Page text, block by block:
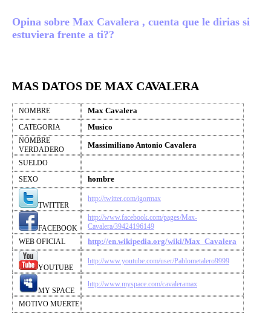
Opina sobre Max Cavalera , cuenta que le dirias si
estuviera frente a ti??
MAS DATOS DE MAX CAVALERA
NOMBRE Max Cavalera
CATEGORIA Musico
NOMBRE
VERDADERO
Massimiliano Antonio Cavalera
SUELDO
SEXO
hombre
TWITTER
http://twitter.com/igormax
FACEBOOK
http://www.facebook.com/pages/Max-
Cavalera/39424196149
WEB OFICIAL
http://en.wikipedia.org/wiki/Max_Cavalera
YOUTUBE
http://www.youtube.com/user/Pablometalero9999
MY SPACE
http://www.myspace.com/cavaleramax
MOTIVO MUERTE